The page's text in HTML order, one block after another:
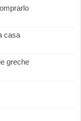
casa
greche